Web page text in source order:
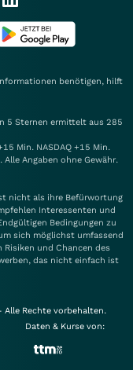
benötigen, hilft
5 Sternen ermittelt aus 285
Min. NASDAQ +15 Min.
Alle Angaben ohne Gewähr.
nicht als ihre Befürwortung
Interessenten und
Bedingungen zu
sich möglichst umfassend
und Chancen des
das nicht einfach ist
Rechte vorbehalten.
Daten & Kurse von: